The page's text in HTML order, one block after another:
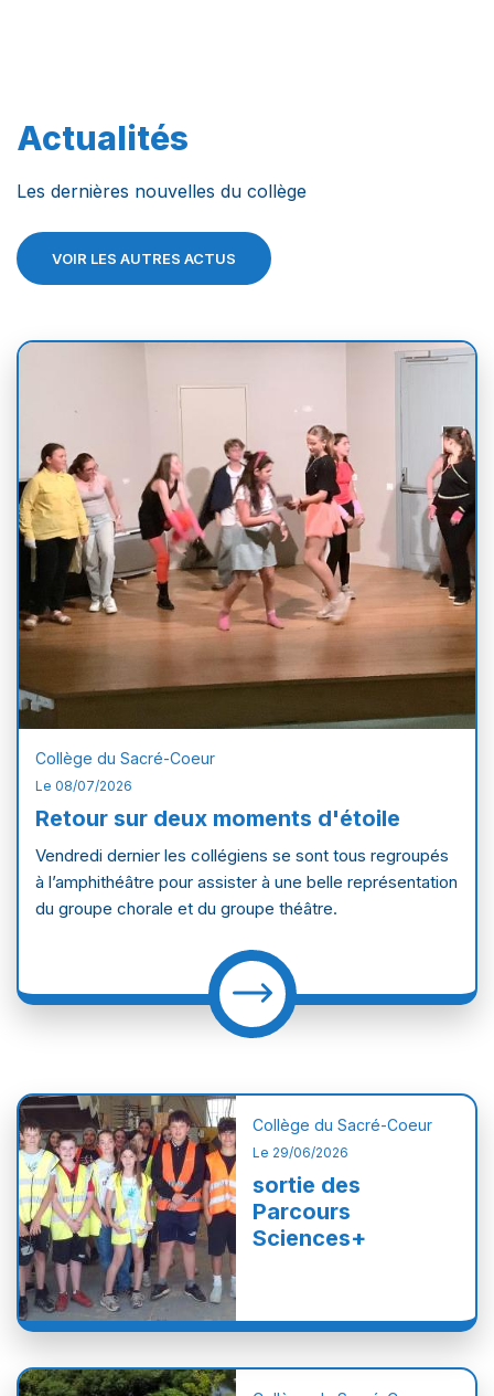
Actualités
Les dernières nouvelles du collège
VOIR LES AUTRES ACTUS
Collège du Sacré-Coeur
Le 08/07/2026
Retour sur deux moments d'étoile
Vendredi dernier les collégiens se sont tous regroupés
à l’amphithéâtre pour assister à une belle représentation
du groupe chorale et du groupe théâtre.
Collège du Sacré-Coeur
Le 29/06/2026
sortie des
Parcours
Sciences+